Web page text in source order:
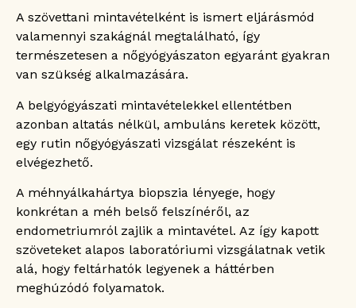
A szövettani mintavételként is ismert eljárásmód
valamennyi szakágnál megtalálható, így
természetesen a nőgyógyászaton egyaránt gyakran
van szükség alkalmazására.
A belgyógyászati mintavételekkel ellentétben
azonban altatás nélkül, ambuláns keretek között,
egy rutin nőgyógyászati vizsgálat részeként is
elvégezhető.
A méhnyálkahártya biopszia lényege, hogy
konkrétan a méh belső felszínéről, az
endometriumról zajlik a mintavétel. Az így kapott
szöveteket alapos laboratóriumi vizsgálatnak vetik
alá, hogy feltárhatók legyenek a háttérben
meghúzódó folyamatok.